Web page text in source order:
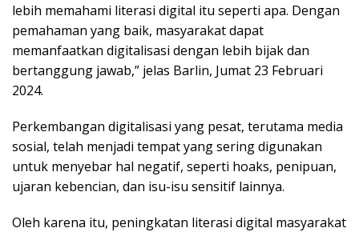
lebih memahami literasi digital itu seperti apa. Dengan
pemahaman yang baik, masyarakat dapat
memanfaatkan digitalisasi dengan lebih bijak dan
bertanggung jawab,” jelas Barlin, Jumat 23 Februari
2024.
Perkembangan digitalisasi yang pesat, terutama media
sosial, telah menjadi tempat yang sering digunakan
untuk menyebar hal negatif, seperti hoaks, penipuan,
ujaran kebencian, dan isu-isu sensitif lainnya.
Oleh karena itu, peningkatan literasi digital masyarakat